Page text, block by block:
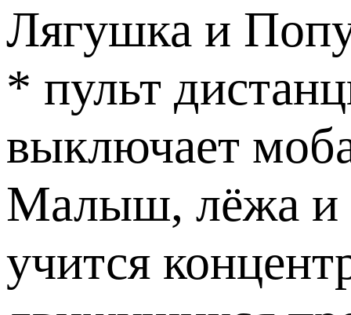
Лягушка и
* пульт
выключает
Малыш, лёжа и
учится